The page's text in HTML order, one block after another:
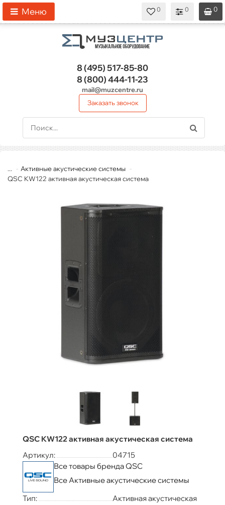
0
0
0
Меню
8 (495)517-85-80
8 (800)444-11-23
mail@muzcentre.ru
Заказать звонок
...
Активные акустические системы
QSC KW122 активная акустическая система
QSC KW122 активная акустическая система
Артикул:
04715
Все товары бренда QSC
Все Активные акустические системы
Тип:
Активная акустическая